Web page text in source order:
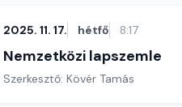
2025. 11. 17. hétfő 8:17
Nemzetközi lapszemle
Szerkesztő: Kövér Tamás